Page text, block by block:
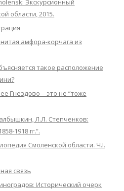
Экскурсионный
области, 2015.
амфора-корчага из
такое расположение
Гнездово – это не “тоже
Л.Л. Степченков:
1918 гг.”.
Смоленской области. Ч.I.
связь
Исторический очерк